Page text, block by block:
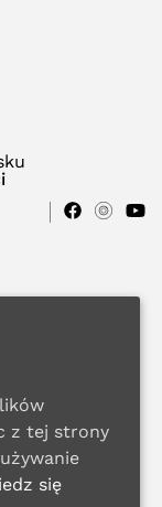
z tej strony
się